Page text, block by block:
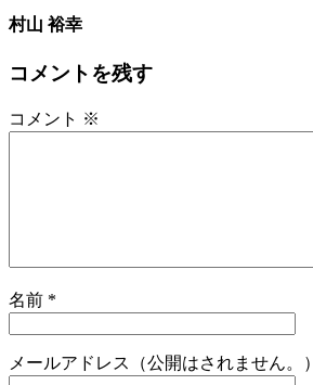
村山 裕幸
コメントを残す
コメント ※
名前 *
メールアドレス（公開はされません。）